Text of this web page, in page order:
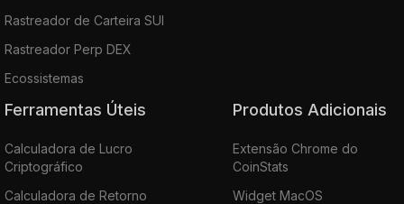
Rastreador de Carteira SUI
Rastreador Perp DEX
Ecossistemas
Ferramentas Úteis
Calculadora de Lucro
Criptográfico
Calculadora de Retorno
Produtos Adicionais
Extensão Chrome do
CoinStats
Widget MacOS